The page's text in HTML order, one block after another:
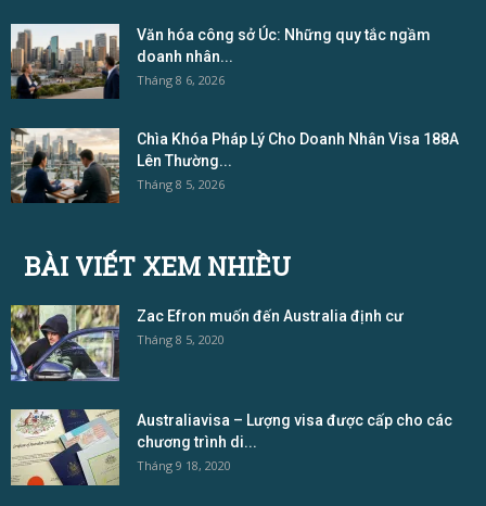
Văn hóa công sở Úc: Những quy tắc ngầm
doanh nhân...
Tháng 8 6, 2026
Chìa Khóa Pháp Lý Cho Doanh Nhân Visa 188A
Lên Thường...
Tháng 8 5, 2026
BÀI VIẾT XEM NHIỀU
Zac Efron muốn đến Australia định cư
Tháng 8 5, 2020
Australiavisa – Lượng visa được cấp cho các
chương trình di...
Tháng 9 18, 2020